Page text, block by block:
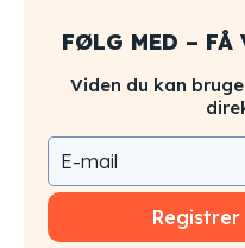
FØLG MED – FÅ
Viden du kan